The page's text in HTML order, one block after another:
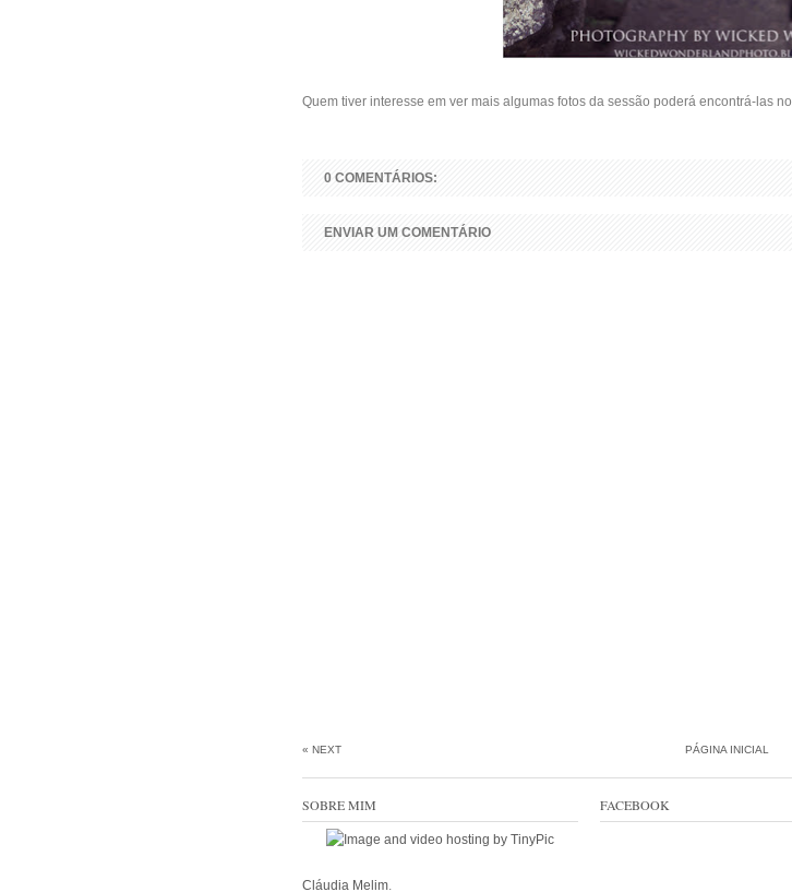
Quem tiver interesse em ver mais algumas fotos da sessão poderá encontrá-las no
0 COMENTÁRIOS:
ENVIAR UM COMENTÁRIO
« NEXT PÁGINA INICIAL
SOBRE MIM
Cláudia Melim.
FACEBOOK